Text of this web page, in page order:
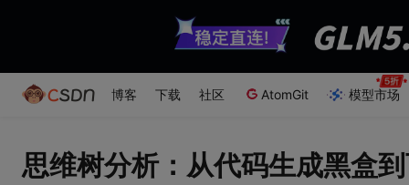
博客 下载 社区 AtomGit 模型市场
思维树分析：从代码生成黑盒